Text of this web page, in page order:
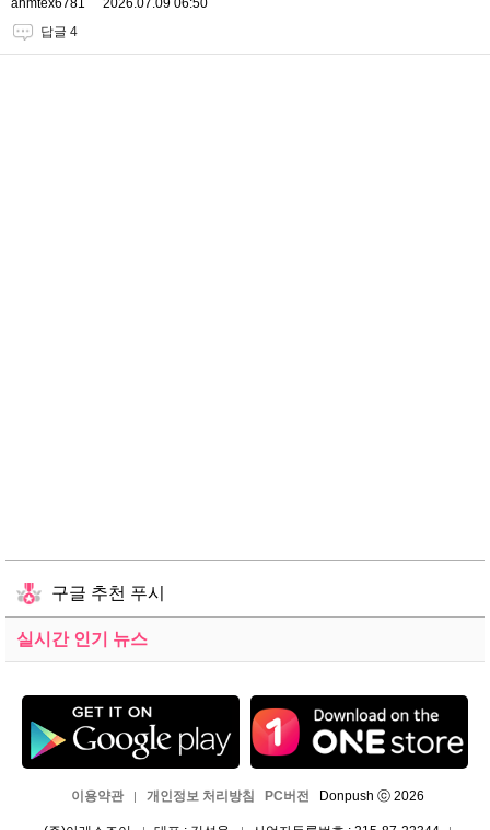
답글 4
구글 추천 푸시
실시간 인기 뉴스
이용약관 개인정보 처리방침 PC버전 Donpush ⓒ 2026